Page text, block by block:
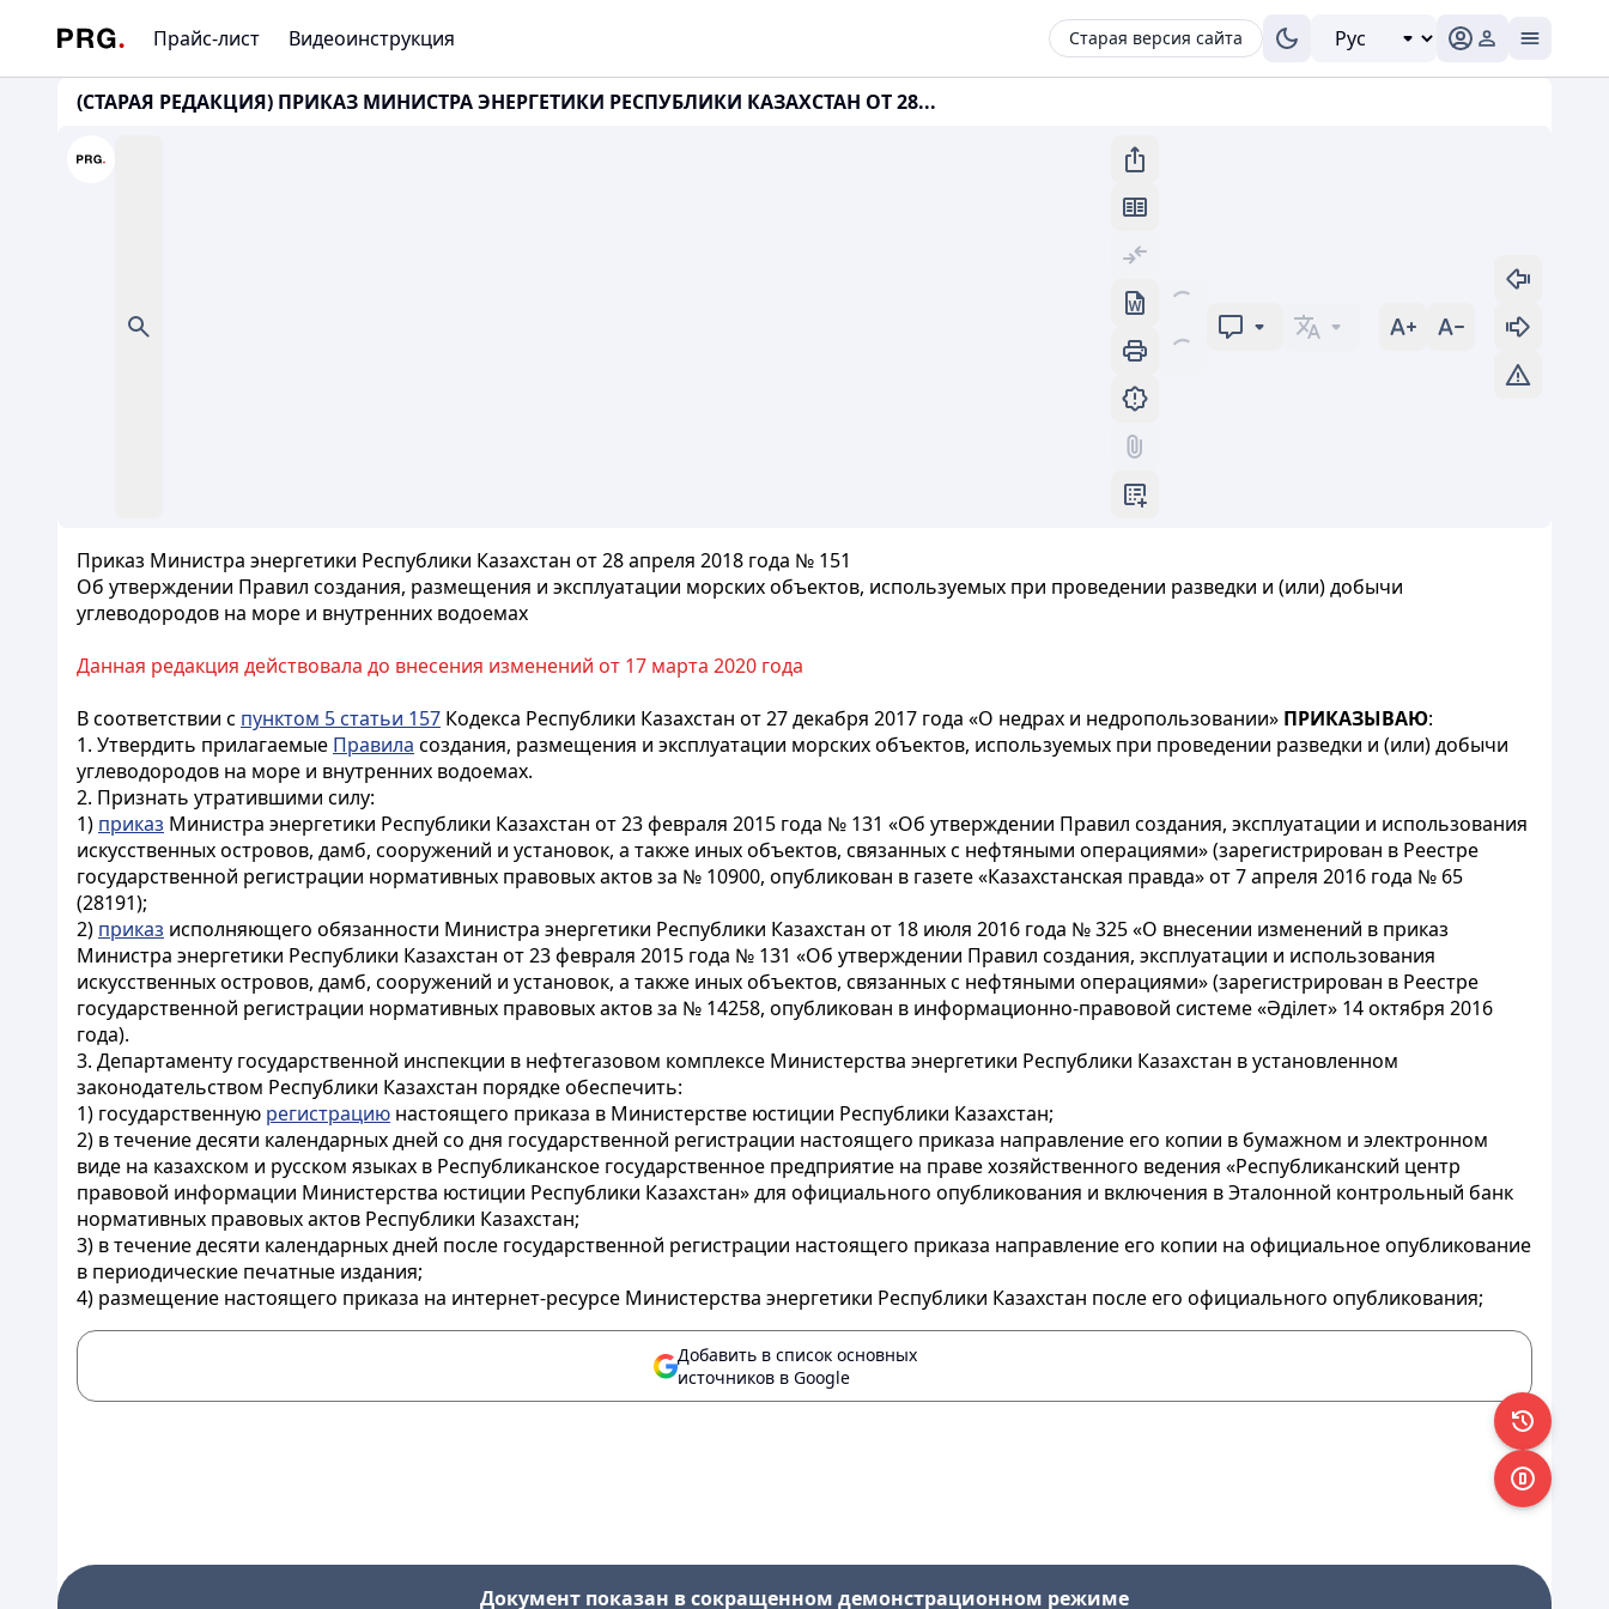
Прайс-лист Видеоинструкция Старая версия сайта
(СТАРАЯ РЕДАКЦИЯ) ПРИКАЗ МИНИСТРА ЭНЕРГЕТИКИ РЕСПУБЛИКИ КАЗАХСТАН ОТ 28...
Приказ Министра энергетики Республики Казахстан от 28 апреля 2018 года № 151
Об утверждении Правил создания, размещения и эксплуатации морских объектов, используемых при проведении разведки и (или) добычи
углеводородов на море и внутренних водоемах
Данная редакция действовала до внесения изменений от 17 марта 2020 года
В соответствии с пунктом 5 статьи 157 Кодекса Республики Казахстан от 27 декабря 2017 года «О недрах и недропользовании» ПРИКАЗЫВАЮ:
1. Утвердить прилагаемые Правила создания, размещения и эксплуатации морских объектов, используемых при проведении разведки и (или) добычи
углеводородов на море и внутренних водоемах.
2. Признать утратившими силу:
1) приказ Министра энергетики Республики Казахстан от 23 февраля 2015 года № 131 «Об утверждении Правил создания, эксплуатации и использования
искусственных островов, дамб, сооружений и установок, а также иных объектов, связанных с нефтяными операциями» (зарегистрирован в Реестре
государственной регистрации нормативных правовых актов за № 10900, опубликован в газете «Казахстанская правда» от 7 апреля 2016 года № 65
(28191);
2) приказ исполняющего обязанности Министра энергетики Республики Казахстан от 18 июля 2016 года № 325 «О внесении изменений в приказ
Министра энергетики Республики Казахстан от 23 февраля 2015 года № 131 «Об утверждении Правил создания, эксплуатации и использования
искусственных островов, дамб, сооружений и установок, а также иных объектов, связанных с нефтяными операциями» (зарегистрирован в Реестре
государственной регистрации нормативных правовых актов за № 14258, опубликован в информационно-правовой системе «Әділет» 14 октября 2016
года).
3. Департаменту государственной инспекции в нефтегазовом комплексе Министерства энергетики Республики Казахстан в установленном
законодательством Республики Казахстан порядке обеспечить:
1) государственную регистрацию настоящего приказа в Министерстве юстиции Республики Казахстан;
2) в течение десяти календарных дней со дня государственной регистрации настоящего приказа направление его копии в бумажном и электронном
виде на казахском и русском языках в Республиканское государственное предприятие на праве хозяйственного ведения «Республиканский центр
правовой информации Министерства юстиции Республики Казахстан» для официального опубликования и включения в Эталонной контрольный банк
нормативных правовых актов Республики Казахстан;
3) в течение десяти календарных дней после государственной регистрации настоящего приказа направление его копии на официальное опубликование
в периодические печатные издания;
4) размещение настоящего приказа на интернет-ресурсе Министерства энергетики Республики Казахстан после его официального опубликования;
Добавить в список основных
источников в Google
Документ показан в сокращенном демонстрационном режиме